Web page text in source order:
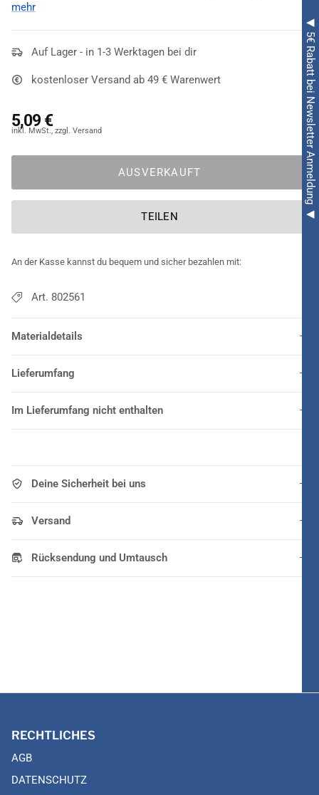
◀ 5€ Rabatt bei Newsletter Anmeldung ◀
Blumen Büschel Haarklammer Roterzeugt dann nämlich
ein starkes Signal aus. Dank der Klammer lässt sich dieser
Abrundung für viele Kostüme!
mehr
Auf Lager - in 1-3 Werktagen bei dir
kostenloser Versand ab 49 € Warenwert
5,09 €
AUSVERKAUFT
TEILEN
An der Kasse kannst du bequem und sicher bezahlen mit:
Art. 802561
Materialdetails
Lieferumfang
Im Lieferumfang nicht enthalten
Deine Sicherheit bei uns
Versand
Rücksendung und Umtausch
RECHTLICHES
AGB
DATENSCHUTZ